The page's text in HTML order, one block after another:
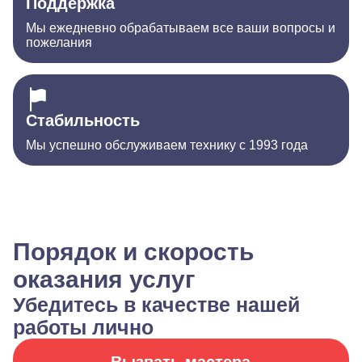
Мы ежедневно обрабатываем все ваши вопросы и
пожелания
Стабильность
Мы успешно обслуживаем технику с 1993 года
Порядок и скорость
оказания услуг
Убедитесь в качестве нашей
работы лично